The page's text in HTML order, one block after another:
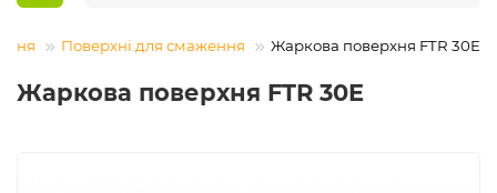
Поверхні для смаження Жаркова поверхня FTR 30E
Жаркова поверхня FTR 30E